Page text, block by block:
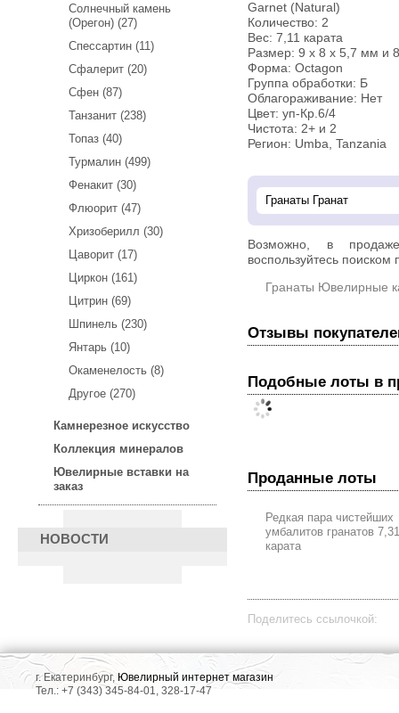
Солнечный камень
(Орегон) (27)
Спессартин (11)
Сфалерит (20)
Сфен (87)
Танзанит (238)
Топаз (40)
Турмалин (499)
Фенакит (30)
Флюорит (47)
Хризоберилл (30)
Цаворит (17)
Циркон (161)
Цитрин (69)
Шпинель (230)
Янтарь (10)
Окаменелость (8)
Другое (270)
Камнерезное искусство
Коллекция минералов
Ювелирные вставки на
заказ
НОВОСТИ
Garnet (Natural)
Количество: 2
Вес: 7,11 карата
Размер: 9 х 8 х 5,7 мм и
Форма: Octagon
Группа обработки: Б
Облагораживание: Нет
Цвет: уп-Кр.6/4
Чистота: 2+ и 2
Регион: Umba, Tanzania
Возможно, в
воспользуйтесь поиском
Гранаты Ювелирные
Отзывы
Подобные лоты в
Проданные лоты
Редкая пара чистейших
умбалитов гранатов 7,31
карата
Поделитесь ссылочкой:
г. Екатеринбург, Ювелирный интернет магазин
Тел.: +7 (343) 345-84-01, 328-17-47